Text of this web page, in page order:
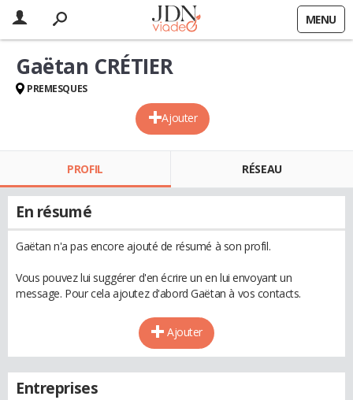
MENU
Ajouter
Gaëtan CRÉTIER
PREMESQUES
PROFIL RÉSEAU
En résumé
Gaëtan n'a pas encore ajouté de résumé à son profil.
Vous pouvez lui suggérer d'en écrire un en lui envoyant un
message. Pour cela ajoutez d'abord Gaëtan à vos contacts.
Ajouter
Entreprises